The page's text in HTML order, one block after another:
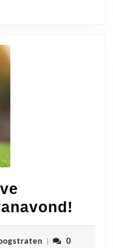
niets
0